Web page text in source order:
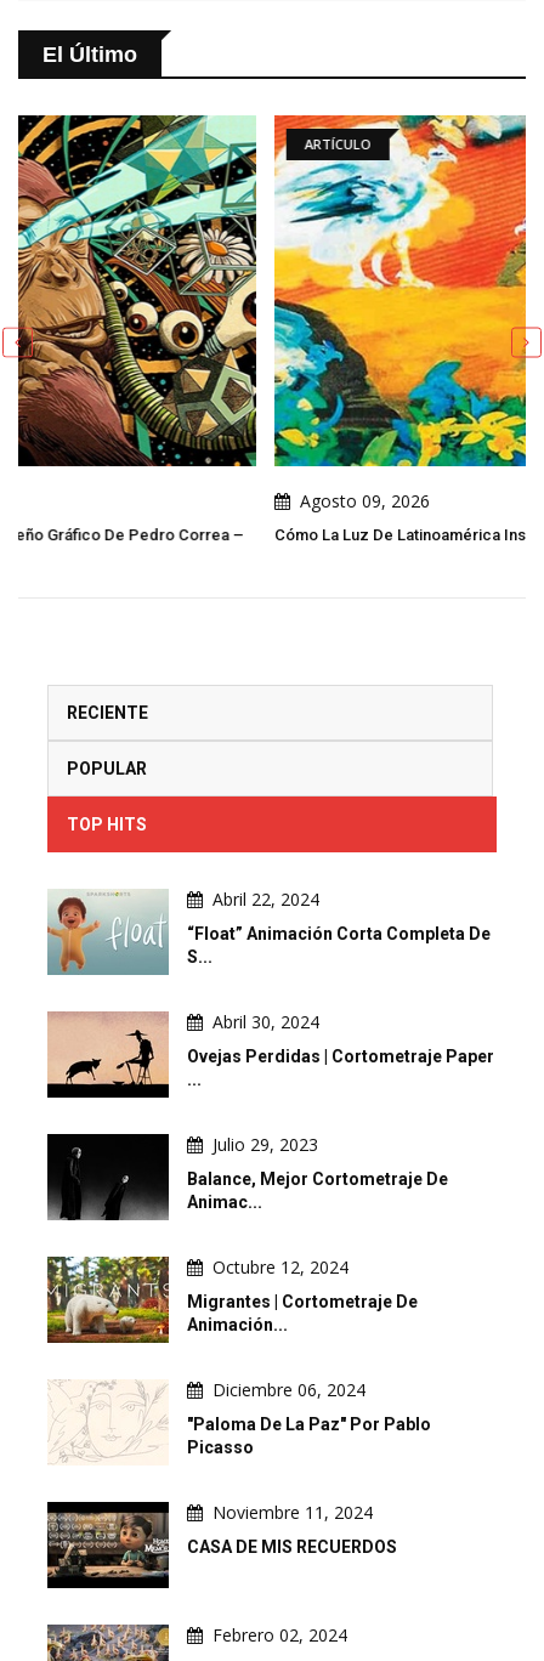
El Último
–
ARTÍCULO
Cómo La Luz De Latinoamérica Inspira La Pintura
RECIENTE
POPULAR
TOP HITS
Abril 22, 2024
“Float” Animación Corta Completa De
S...
Abril 30, 2024
Ovejas Perdidas | Cortometraje Paper
...
Julio 29, 2023
Balance, Mejor Cortometraje De
Animac...
Octubre 12, 2024
Migrantes | Cortometraje De
Animación...
Diciembre 06, 2024
"Paloma De La Paz" Por Pablo
Picasso
Noviembre 11, 2024
CASA DE MIS RECUERDOS
Febrero 02, 2024